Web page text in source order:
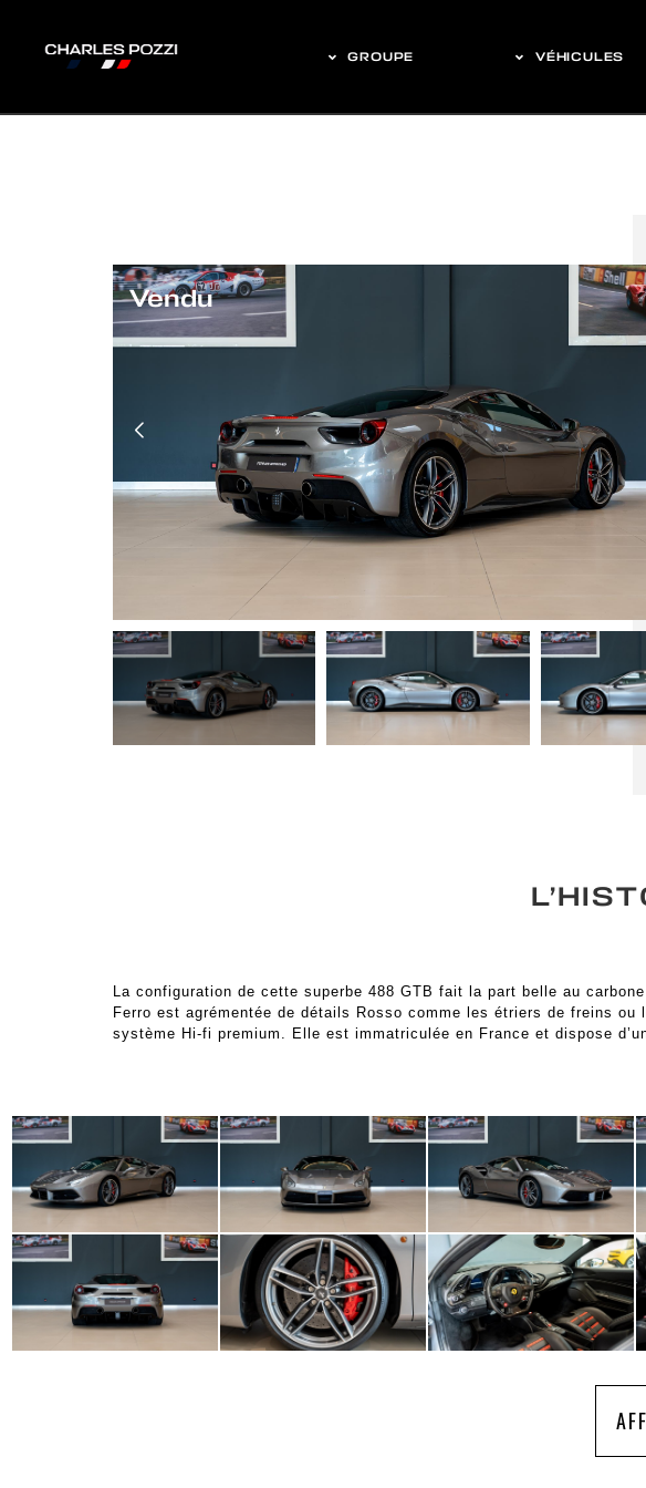
GROUPE VÉHICULES
Vendu
La configuration de cette superbe 488 GTB fait la part belle au
Ferro est agrémentée de détails Rosso comme les étriers de freins
système Hi-fi premium. Elle est immatriculée en France et dispose